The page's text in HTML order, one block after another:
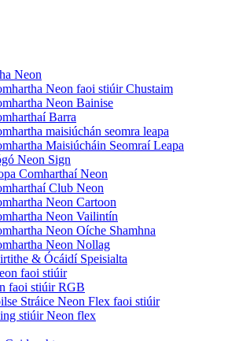
Neon
Neon faoi stiúir Chustaim
Neon Bainise
Barra
maisiúchán seomra leapa
Maisiúcháin Seomraí Leapa
Neon Sign
Comharthaí Neon
Club Neon
Neon Cartoon
Neon Vailintín
Neon Oíche Shamhna
Neon Nollag
& Ócáidí Speisialta
faoi stiúir
faoi stiúir RGB
Stráice Neon Flex faoi stiúir
stiúir Neon flex